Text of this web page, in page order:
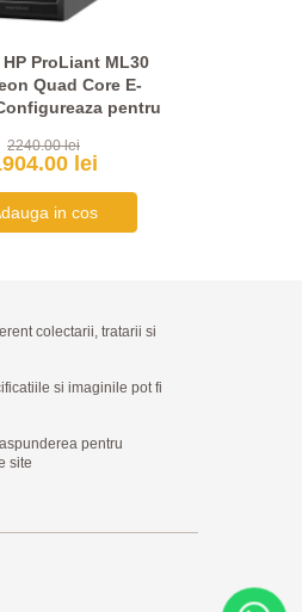
HP ProLiant ML30
Quad Core E-
pentru
2240.00 lei
lei
colectarii, tratarii si
si imaginile pot fi
pentru
site